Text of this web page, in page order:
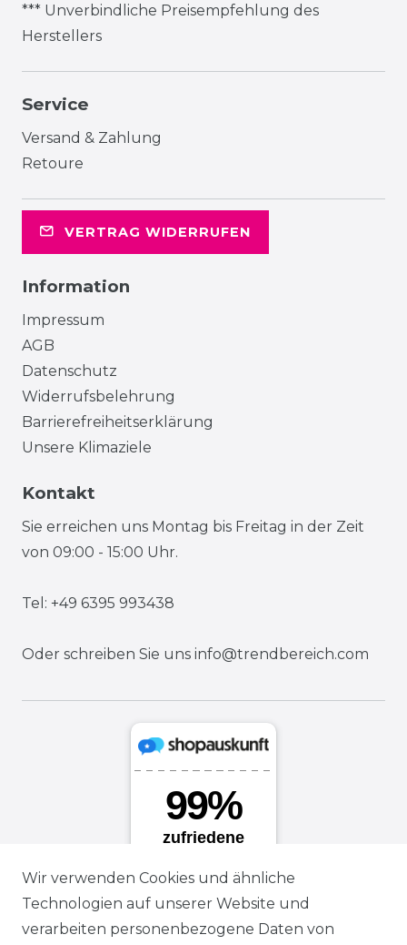
*** Unverbindliche Preisempfehlung des
Herstellers
Service
Versand & Zahlung
Retoure
VERTRAG WIDERRUFEN
Information
Impressum
AGB
Datenschutz
Widerrufsbelehrung
Barrierefreiheitserklärung
Unsere Klimaziele
Kontakt
Sie erreichen uns Montag bis Freitag in der Zeit
von 09:00 - 15:00 Uhr.
Tel: +49 6395 993438
Oder schreiben Sie uns info@trendbereich.com
Wir verwenden Cookies und ähnliche
Technologien auf unserer Website und
verarbeiten personenbezogene Daten von